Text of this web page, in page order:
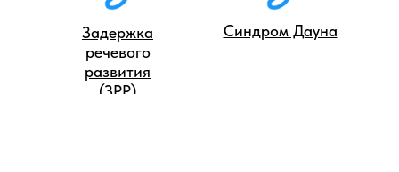
Задержка
речевого
развития
(ЗРР)
Синдром Дауна